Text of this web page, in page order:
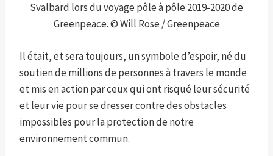
Svalbard lors du voyage pôle à pôle 2019-2020 de
Greenpeace. © Will Rose / Greenpeace
Il était, et sera toujours, un symbole d’espoir, né du
soutien de millions de personnes à travers le monde
et mis en action par ceux qui ont risqué leur sécurité
et leur vie pour se dresser contre des obstacles
impossibles pour la protection de notre
environnement commun.